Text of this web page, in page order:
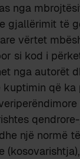
nga
gjallërimit të
vërtet
si kod i
nga autorët
kuptimin që ka
një normë